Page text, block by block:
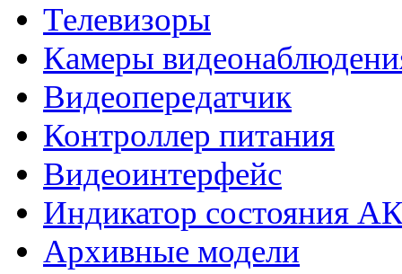
Телевизоры
Камеры
Видеопередатчик
Контроллер питания
Видеоинтерфейс
Индикатор состояния
Архивные модели